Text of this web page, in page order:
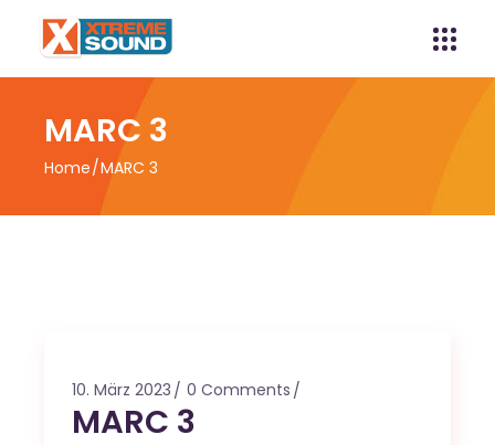
MARC 3
Home MARC 3
10. März 2023 0 Comments
MARC 3